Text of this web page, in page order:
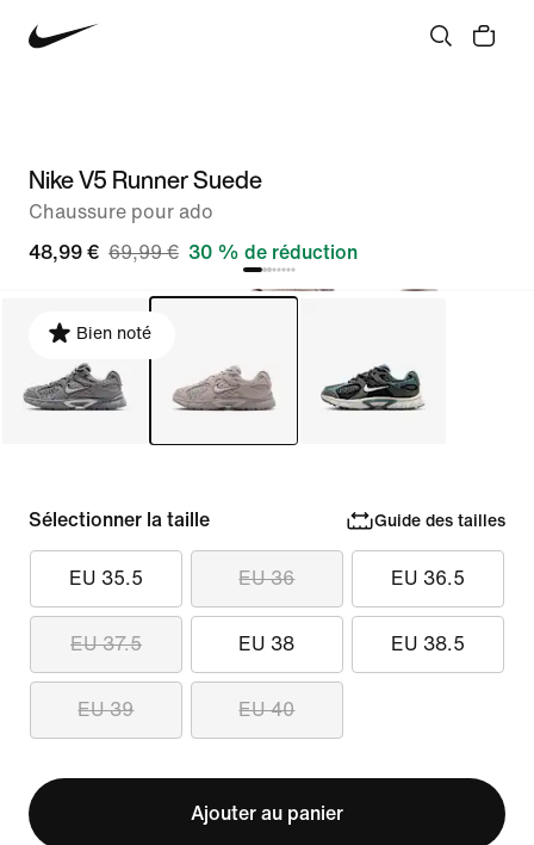
Nike V5 Runner Suede
Chaussure pour ado
48,99 € 69,99 € 30 % de réduction
Bien noté
Sélectionner la taille Guide des tailles
EU 35.5 EU 36 EU 36.5
EU 37.5 EU 38 EU 38.5
EU 39 EU 40
Ajouter au panier